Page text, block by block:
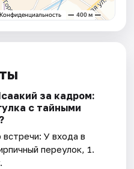
за кадром:
с тайными
У входа в
переулок, 1.